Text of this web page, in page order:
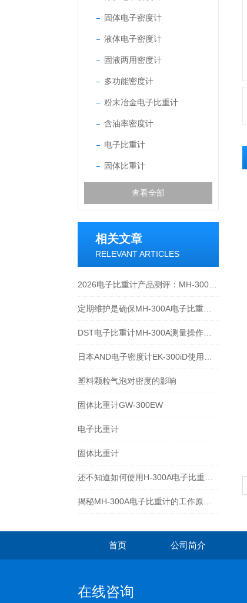
固体电子密度计
液体电子密度计
固液两用密度计
多功能密度计
粉末冶金电子比重计
含油率密度计
电子比重计
固体比重计
查看全部
相关文章
RELEVANT ARTICLES
塑料颗粒气泡对密度的影响
固体比重计GW-300EW
电子比重计
固体比重计
首页 公司简介
在线咨询